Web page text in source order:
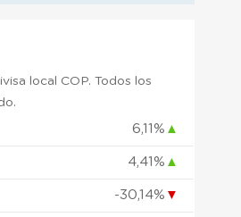
local COP. Todos los
6,11% ▲
4,41% ▲
-30,14% ▼